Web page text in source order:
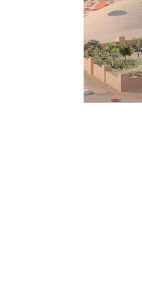
Kunst und Handwerk